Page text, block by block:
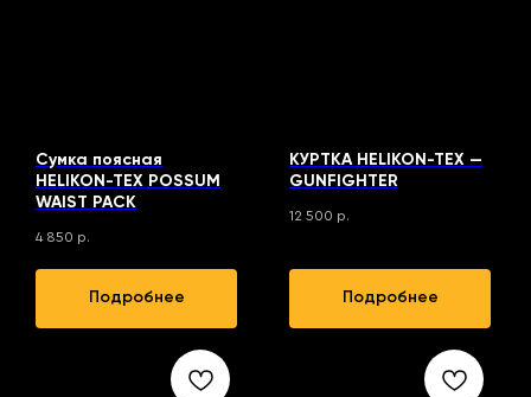
Сумка поясная
HELIKON-TEX POSSUM
WAIST PACK
4 850 р.
Подробнее
КУРТКА HELIKON-TEX —
GUNFIGHTER
12 500 р.
Подробнее